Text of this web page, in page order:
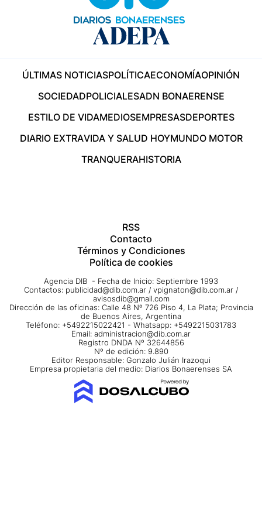
ÚLTIMAS NOTICIASPOLÍTICAECONOMÍAOPINIÓN
SOCIEDADPOLICIALESADN BONAERENSE
ESTILO DE VIDAMEDIOSEMPRESASDEPORTES
DIARIO EXTRAVIDA Y SALUD HOYMUNDO MOTOR
TRANQUERAHISTORIA
RSS
Contacto
Términos y Condiciones
Política de cookies
Agencia DIB - Fecha de Inicio: Septiembre 1993
Contactos: publicidad@dib.com.ar / vpignaton@dib.com.ar /
avisosdib@gmail.com
Dirección de las oficinas: Calle 48 Nº 726 Piso 4, La Plata; Provincia
de Buenos Aires, Argentina
Teléfono: +5492215022421 - Whatsapp: +5492215031783
Email: administracion@dib.com.ar
Registro DNDA Nº 32644856
Nº de edición: 9.890
Editor Responsable: Gonzalo Julián Irazoqui
Empresa propietaria del medio: Diarios Bonaerenses SA